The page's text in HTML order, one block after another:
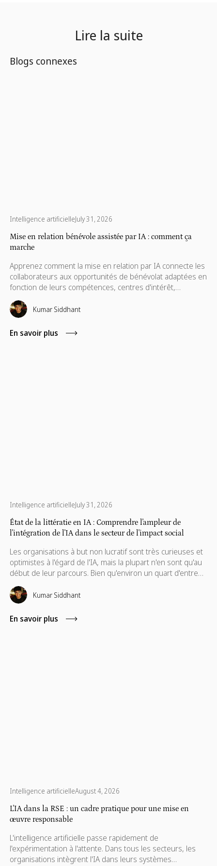
Lire la suite
Blogs connexes
Intelligence artificielleJuly 31, 2026
Mise en relation bénévole assistée par IA : comment ça
marche
Apprenez comment la mise en relation par IA connecte les
collaborateurs aux opportunités de bénévolat adaptées en
fonction de leurs compétences, centres d'intérêt,
disponibilités et localisation. Ce guide explique le
fonctionnement, les avantages pour la participation et les
critères à privilégier pour une plateforme moderne.
Kumar Siddhant
En savoir plus
Intelligence artificielleJuly 31, 2026
État de la littératie en IA : Comprendre l'ampleur de
l'intégration de l'IA dans le secteur de l'impact social
Les organisations à but non lucratif sont très curieuses et
optimistes à l'égard de l'IA, mais la plupart n'en sont qu'au
début de leur parcours. Bien qu'environ un quart d'entre
elles utilisent activement l'IA aujourd'hui, les autres sont en
phase d'exploration, freinées davantage par un manque
de compétences et d'orientation que par un manque
d'intérêt.
Kumar Siddhant
En savoir plus
Intelligence artificielleAugust 4, 2026
L'IA dans la RSE : un cadre pratique pour une mise en
œuvre responsable
L'intelligence artificielle passe rapidement de
l'expérimentation à l'attente. Dans tous les secteurs, les
organisations intègrent l'IA dans leurs systèmes